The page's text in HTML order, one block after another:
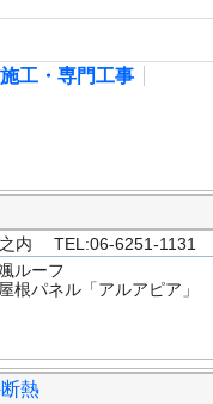
施工・専門工事
内 TEL:06-6251-1131
ルーフ
根パネル「アルアピア」
熱